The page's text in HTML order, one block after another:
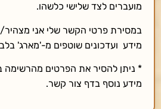
מועברים לצד שלישי כלשהו.
במסירת פרטי הקשר שלי אני
מידע ועדכונים שוטפים מ-'מארג'
* ניתן להסיר את הפרטים מהרשימה
מידע נוסף בדף צור קשר.